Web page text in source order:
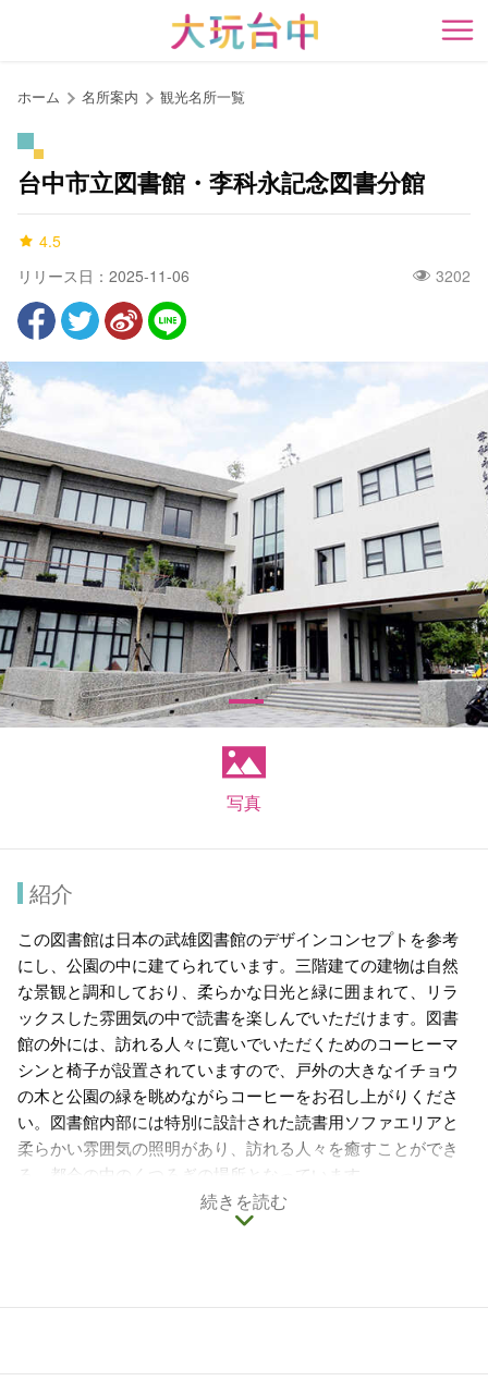
開
ホーム 名所案内 観光名所一覧
台中市立図書館・李科永記念図書分館
4.5
リリース日：2025-11-06
3202
写真
紹介
この図書館は日本の武雄図書館のデザインコンセプトを参考
にし、公園の中に建てられています。三階建ての建物は自然
な景観と調和しており、柔らかな日光と緑に囲まれて、リラ
ックスした雰囲気の中で読書を楽しんでいただけます。図書
館の外には、訪れる人々に寛いでいただくためのコーヒーマ
シンと椅子が設置されていますので、戸外の大きなイチョウ
の木と公園の緑を眺めながらコーヒーをお召し上がりくださ
い。図書館内部には特別に設計された読書用ソファエリアと
柔らかい雰囲気の照明があり、訪れる人々を癒すことができ
る、都会の中のくつろぎの場所となっています。
続きを読む